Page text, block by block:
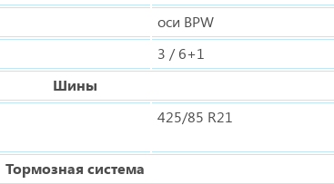
оси BPW
3 / 6+1
Шины
425/85 R21
Тормозная система